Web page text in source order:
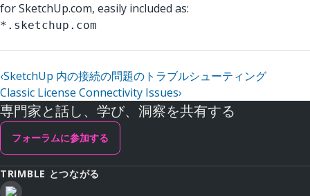
for SketchUp.com, easily included as:
*.sketchup.com
‹SketchUp 内の接続の問題のトラブルシューティング
Classic License Connectivity Issues›
専門家と話し、学び、洞察を共有する
フォーラムに参加する
TRIMBLE とつながる